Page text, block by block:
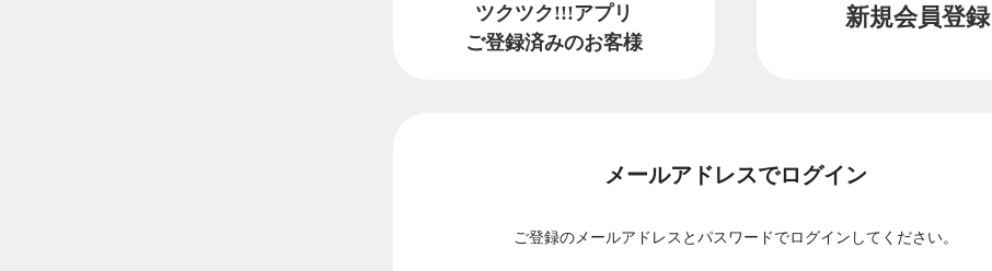
ツクツク!!!アプリ
ご登録済みのお客様
新規会員登録
メールアドレスでログイン
ご登録のメールアドレスとパスワードでログインしてください。